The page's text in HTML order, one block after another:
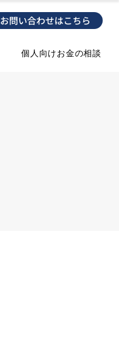
お問い合わせはこちら
個人向けお金の相談